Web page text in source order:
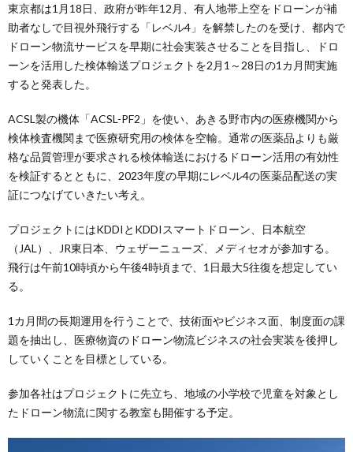
東京都は1月18日、政府が昨年12月、有人地帯上空をドローンが補
助者なしで目視外飛行する「レベル4」を解禁したのを受け、都内で
ドローン物流サービスを早期に社会実装させることを目指し、ドロ
ーンを活用した検体輸送プロジェクトを2月1～28日の1カ月間実施
すると発表した。
ACSL製の機体「ACSL-PF2」を使い、あきる野市内の医療機関から
検体検査機関まで医療研究用の検体を空輸。通常の医薬品よりも厳
格な品質管理が要求される検体輸送におけるドローン活用の有効性
を検証するとともに、2023年度の早期にレベル4の医薬品配送の実
証につなげていきたい考え。
プロジェクトにはKDDIとKDDIスマートドローン、日本航空
（JAL）、JR東日本、ウェザーニューズ、メディセオが参加する。
飛行は午前10時頃から午後4時頃まで、1日最大5往復を想定してい
る。
1カ月間の長期運用を行うことで、技術面やビジネス面、制度面の課
題を抽出し、医療物資のドローン物流ビジネスの社会実装を後押し
していくことを目標としている。
参加各社はプロジェクトに先立ち、地域の小学校で児童を対象とし
たドローン物流に関する教室も開催する予定。